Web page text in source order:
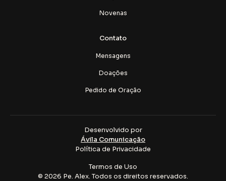
Novenas
Contato
Mensagens
Doações
Pedido de Oração
© 2026 Pe. Alex. Todos os direitos reservados.
Política de Privacidade
Termos de Uso
Desenvolvido por
Ávila Comunicação